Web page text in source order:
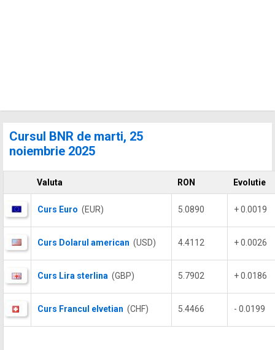
Cursul BNR de marti, 25
noiembrie 2025
Valuta RON Evolutie
Curs Euro (EUR) 5.0890 + 0.0019
Curs Dolarul american (USD) 4.4112 + 0.0026
Curs Lira sterlina (GBP) 5.7902 + 0.0186
Curs Francul elvetian (CHF) 5.4466 - 0.0199